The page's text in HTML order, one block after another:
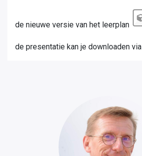
de nieuwe versie van het leerplan
de presentatie kan je downloaden via